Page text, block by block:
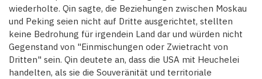
wiederholte. Qin sagte, die Beziehungen zwischen Moskau
und Peking seien nicht auf Dritte ausgerichtet, stellten
keine Bedrohung für irgendein Land dar und würden nicht
Gegenstand von "Einmischungen oder Zwietracht von
Dritten" sein. Qin deutete an, dass die USA mit Heuchelei
handelten, als sie die Souveränität und territoriale